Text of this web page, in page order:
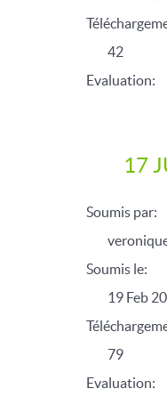
42
Evaluation:
17
Soumis par:
Soumis le:
19 Feb
79
Evaluation: